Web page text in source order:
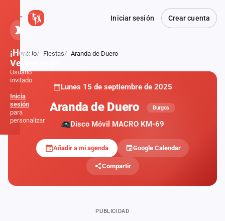
Iniciar sesión Crear cuenta
Atrás
Inicio Fiestas Aranda de Duero
Lunes 15 de septiembre de 2025
Aranda de Duero Burgos
Disco Móvil MACRO KM-69
Añadir a mi agenda Google Calendar
Compartir
PUBLICIDAD
¡Hola,
Verbener@!
Usuario
invitado
·
Inicia
sesión
para
personalizar